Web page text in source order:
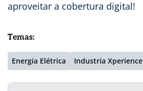
aproveitar a cobertura digital!
Temas:
Energia Elétrica Industria Xperience